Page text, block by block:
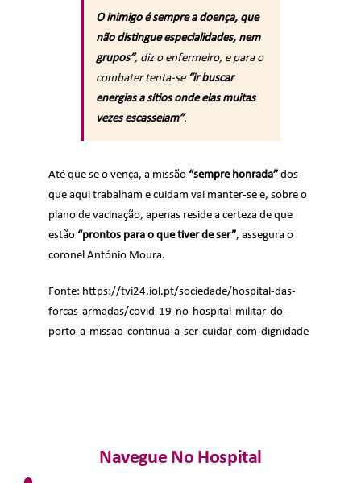
O inimigo é sempre a doença, que
não distingue especialidades, nem
grupos”, diz o enfermeiro, e para o
combater tenta-se “ir buscar
energias a sítios onde elas muitas
vezes escasseiam”.
Até que se o vença, a missão “sempre honrada”dos
que aqui trabalham e cuidam vai manter-se e, sobre o
plano de vacinação, apenas reside a certeza de que
estão“prontos para o que tiver de ser”, assegura o
coronel António Moura.
Fonte: https://tvi24.iol.pt/sociedade/hospital-das-
forcas-armadas/covid-19-no-hospital-militar-do-
porto-a-missao-continua-a-ser-cuidar-com-dignidade
Navegue No Hospital